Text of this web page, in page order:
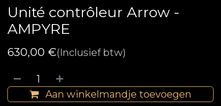
Unité contrôleur Arrow -
AMPYRE
630,00 €(Inclusief btw)
Aan winkelmandje toevoegen